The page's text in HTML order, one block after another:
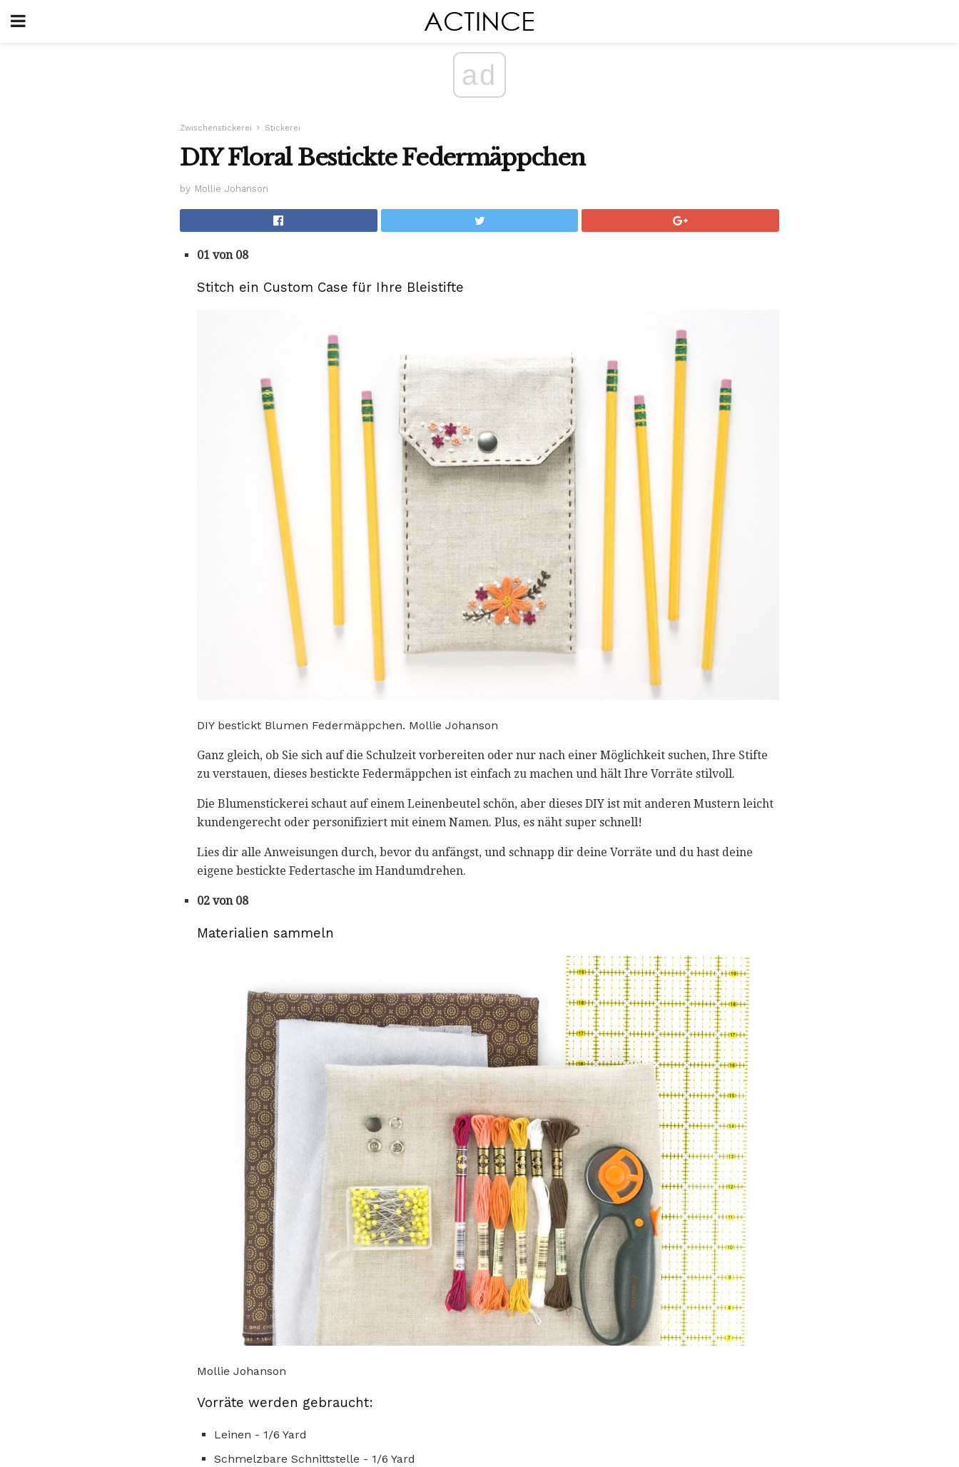
ad
Zwischenstickerei Stickerei
DIY Floral Bestickte Federmäppchen
by Mollie Johanson
01 von 08
Stitch ein Custom Case für Ihre Bleistifte
DIY bestickt Blumen Federmäppchen. Mollie Johanson
Ganz gleich, ob Sie sich auf die Schulzeit vorbereiten oder nur nach einer Möglichkeit suchen, Ihre Stifte
zu verstauen, dieses bestickte Federmäppchen ist einfach zu machen und hält Ihre Vorräte stilvoll.
Die Blumenstickerei schaut auf einem Leinenbeutel schön, aber dieses DIY ist mit anderen Mustern leicht
kundengerecht oder personifiziert mit einem Namen. Plus, es näht super schnell!
Lies dir alle Anweisungen durch, bevor du anfängst, und schnapp dir deine Vorräte und du hast deine
eigene bestickte Federtasche im Handumdrehen.
02 von 08
Materialien sammeln
Mollie Johanson
Vorräte werden gebraucht:
Leinen - 1/6 Yard
Schmelzbare Schnittstelle - 1/6 Yard